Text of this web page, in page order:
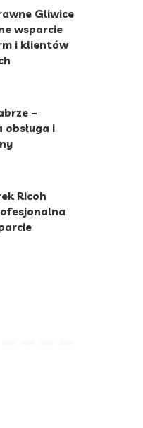
Gliwice
wsparcie
i klientów
–
i
Ricoh